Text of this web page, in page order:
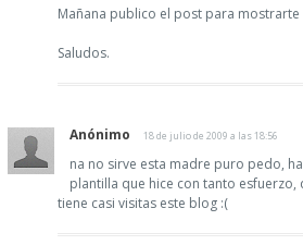
Mañana publico el post para
Saludos.
Anónimo 18 de julio de 2009 a las 18:56
na no sirve esta madre puro pedo,
plantilla que hice con tanto esfuerzo,
tiene casi visitas este blog :(